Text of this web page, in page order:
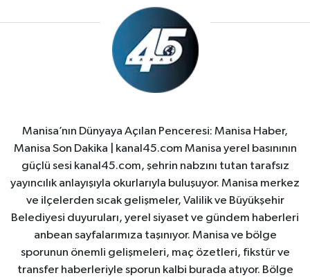
Manisa’nın Dünyaya Açılan Penceresi: Manisa Haber,
Manisa Son Dakika | kanal45.com Manisa yerel basınının
güçlü sesi kanal45.com, şehrin nabzını tutan tarafsız
yayıncılık anlayışıyla okurlarıyla buluşuyor. Manisa merkez
ve ilçelerden sıcak gelişmeler, Valilik ve Büyükşehir
Belediyesi duyuruları, yerel siyaset ve gündem haberleri
anbean sayfalarımıza taşınıyor. Manisa ve bölge
sporunun önemli gelişmeleri, maç özetleri, fikstür ve
transfer haberleriyle sporun kalbi burada atıyor. Bölge